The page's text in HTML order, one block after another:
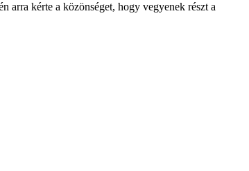
arra kérte a közönséget, hogy vegyenek részt a